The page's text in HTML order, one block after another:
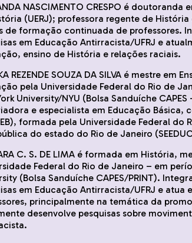
NASCIMENTO CRESPO é
(UERJ); professora regente de
de formação continuada de professores.
em Educação Antirracista/UFRJ e
ensino de História e relações raciais.
REZENDE SOUZA DA SILVA é mestre
pela Universidade Federal do Rio de
University/NYU (Bolsa Sanduíche
e especialista em Educação Básica,
formada pela Universidade Federal
do estado do Rio de Janeiro
C. S. DE LIMA é formada em História,
Federal do Rio de Janeiro – em
(Bolsa Sanduíche CAPES/PRINT).
em Educação Antirracista/UFRJ e
principalmente na temática da
desenvolve pesquisas sobre